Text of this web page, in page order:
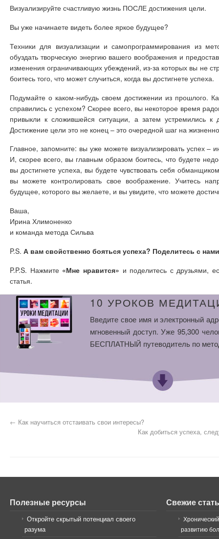
Визуализируйте счастливую жизнь ПОСЛЕ достижения цели.
Вы уже начинаете видеть более яркое будущее?
Техники для визуализации и самопрограммирования из
обуздать творческую энергию вашего воображения и
изменения ограничивающих убеждений, из-за которых вы не
боитесь того, что может случиться, когда вы достигнете успеха.
Подумайте о каком-нибудь своем достижении из прошлого.
справились с успехом? Скорее всего, вы некоторое время
привыкли к сложившейся ситуации, а затем устремились
Достижение цели это не конец – это очередной шаг на
Главное, запомните: вы уже можете визуализировать успех –
И, скорее всего, вы главным образом боитесь, что будете
вы достигнете успеха, вы будете чувствовать себя
вы можете контролировать свое воображение. Учитесь
будущее, которого вы желаете, и вы увидите, что можете
Ваша,
Ирина Хлимоненко
и команда метода Сильва
P.S. А вам свойственно бояться успеха? Поделитесь с
P.P.S. Нажмите «Мне нравится» и поделитесь с друзьями,
статья.
10 УРОКОВ
Введите свое имя и электронный
мгновенный доступ. Уже 95,300
БЕСПЛАТНЫЙ путеводитель по
← Как научиться отстаивать свои интересы?
Как добиться успеха,
Полезные ресурсы
Откройте скрытый потенциал своего
разума
Свежие
развитию